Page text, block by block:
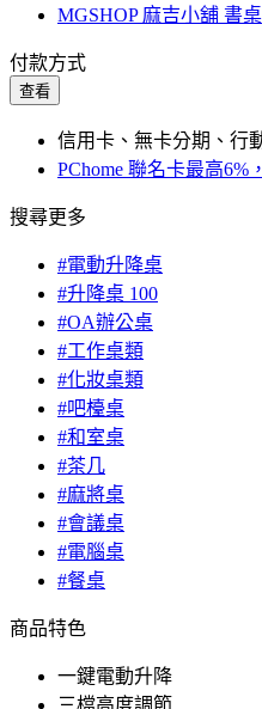
MGSHOP 麻吉小舖 書桌
付款方式
查看
信用卡、無卡分期、行
PChome 聯名卡最高6%
搜尋更多
#電動升降桌
#升降桌 100
#OA辦公桌
#工作桌類
#化妝桌類
#吧檯桌
#和室桌
#茶几
#麻將桌
#會議桌
#電腦桌
#餐桌
商品特色
一鍵電動升降